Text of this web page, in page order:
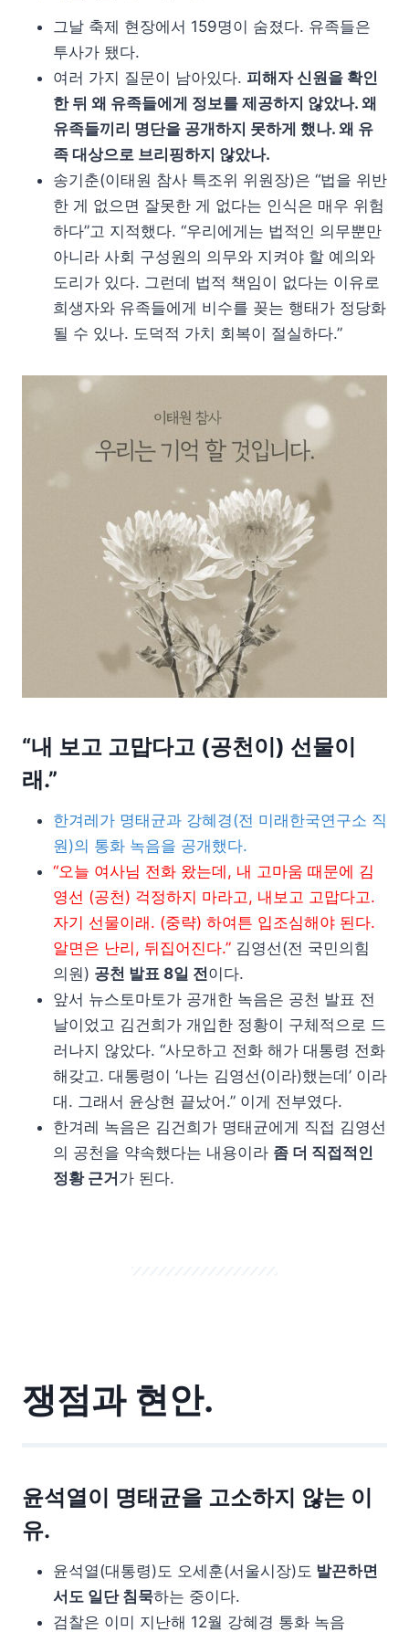
그날 축제 현장에서 159명이 숨졌다. 유족들은
투사가 됐다.
여러 가지 질문이 남아있다. 피해자 신원을 확인
한 뒤 왜 유족들에게 정보를 제공하지 않았나. 왜
유족들끼리 명단을 공개하지 못하게 했나. 왜 유
족 대상으로 브리핑하지 않았나.
송기춘(이태원 참사 특조위 위원장)은 “법을 위반
한 게 없으면 잘못한 게 없다는 인식은 매우 위험
하다”고 지적했다. “우리에게는 법적인 의무뿐만
아니라 사회 구성원의 의무와 지켜야 할 예의와
도리가 있다. 그런데 법적 책임이 없다는 이유로
희생자와 유족들에게 비수를 꽂는 행태가 정당화
될 수 있나. 도덕적 가치 회복이 절실하다.”
“내 보고 고맙다고 (공천이) 선물이
래.”
한겨레가 명태균과 강혜경(전 미래한국연구소 직
원)의 통화 녹음을 공개했다.
“오늘 여사님 전화 왔는데, 내 고마움 때문에 김
영선 (공천) 걱정하지 마라고, 내보고 고맙다고.
자기 선물이래. (중략) 하여튼 입조심해야 된다.
알면은 난리, 뒤집어진다.” 김영선(전 국민의힘
의원) 공천 발표 8일 전이다.
앞서 뉴스토마토가 공개한 녹음은 공천 발표 전
날이었고 김건희가 개입한 정황이 구체적으로 드
러나지 않았다. “사모하고 전화 해가 대통령 전화
해갖고. 대통령이 ‘나는 김영선(이라)했는데’ 이라
대. 그래서 윤상현 끝났어.” 이게 전부였다.
한겨레 녹음은 김건희가 명태균에게 직접 김영선
의 공천을 약속했다는 내용이라 좀 더 직접적인
정황 근거 가 된다.
쟁점과 현안.
윤석열이 명태균을 고소하지 않는 이
유.
윤석열(대통령)도 오세훈(서울시장)도 발끈하면
서도 일단 침묵하는 중이다.
검찰은 이미 지난해 12월 강혜경 통화 녹음